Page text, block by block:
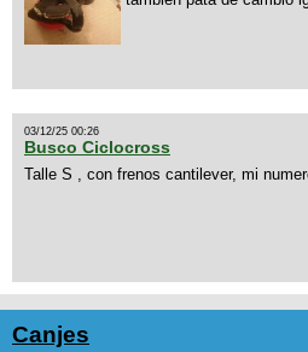
03/12/25 00:26
Busco Ciclocross
Talle S , con frenos cantilever, mi
Canjes